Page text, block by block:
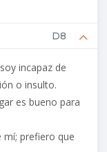
D8
incapaz de
o insulto.
es bueno para
mí; prefiero que